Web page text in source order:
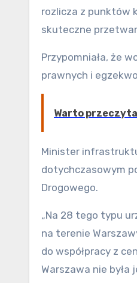
rozlicza z punktów
skuteczne
Przypomniała, że
prawnych i
Warto
Minister
dotychczasowym
Drogowego.
„Na 28 tego typu
na terenie
do współpracy z
Warszawa nie